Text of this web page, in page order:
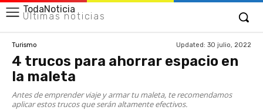
TodaNoticia
Últimas noticias
Turismo Updated: 30 julio, 2022
4 trucos para ahorrar espacio en
la maleta
Antes de emprender viaje y armar tu maleta, te recomendamos
aplicar estos trucos que serán altamente efectivos.